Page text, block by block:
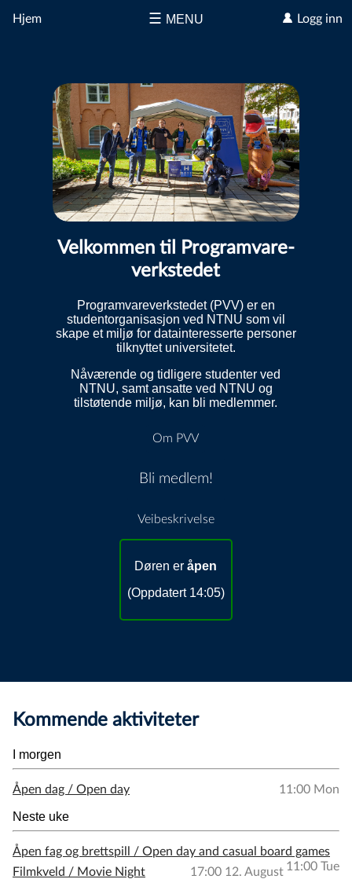
Hjem Logg inn
☰ MENU
Velkommen til Programvare­
verkstedet
Programvareverkstedet (PVV) er en
studentorganisasjon ved NTNU som vil
skape et miljø for datainteresserte personer
tilknyttet universitetet.
Nåværende og tidligere studenter ved
NTNU, samt ansatte ved NTNU og
tilstøtende miljø, kan bli medlemmer.
Om PVV
Bli medlem!
Veibeskrivelse
Døren eråpen
(Oppdatert 14:05)
Kommende aktiviteter
I morgen
Åpen dag / Open day 11:00 Mon
Neste uke
Åpen fag og brettspill / Open day and casual board games
11:00 Tue
Filmkveld / Movie Night
17:00 12. August